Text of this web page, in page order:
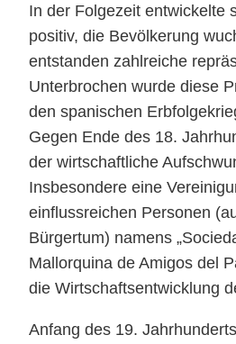
In der Folgezeit entwickelte
positiv, die Bevölkerung
entstanden zahlreiche
Unterbrochen wurde diese
den spanischen
Gegen Ende des 18.
der wirtschaftliche
Insbesondere eine
einflussreichen Personen
Bürgertum) namens
Mallorquina de Amigos del
die Wirtschaftsentwicklung
Anfang des 19.